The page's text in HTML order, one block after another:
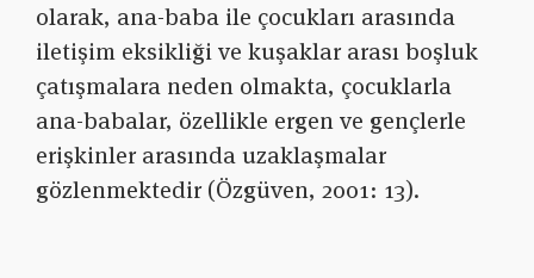
olarak, ana-baba ile çocukları arasında
iletişim eksikliği ve kuşaklar arası boşluk
çatışmalara neden olmakta, çocuklarla
ana-babalar, özellikle ergen ve gençlerle
erişkinler arasında uzaklaşmalar
gözlenmektedir (Özgüven, 2001: 13).